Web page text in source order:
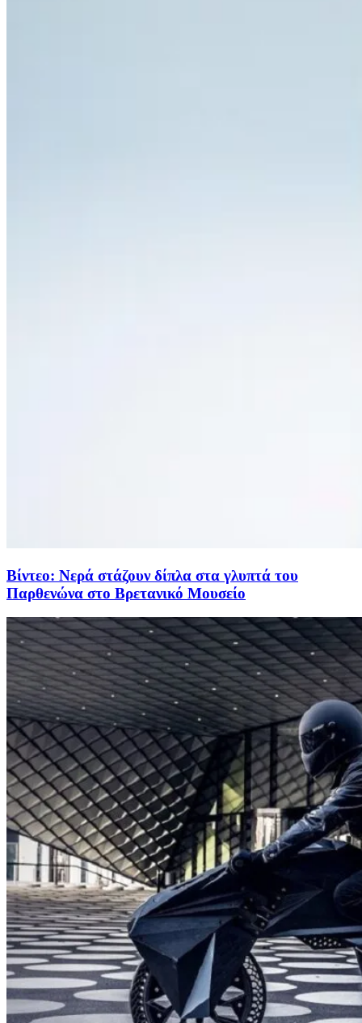
Βίντεο: Νερά στάζουν δίπλα στα γλυπτά του
Παρθενώνα στο Βρετανικό Μουσείο